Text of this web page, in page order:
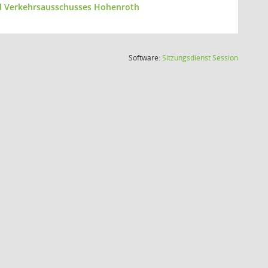
Hohenroth
Software:SitzungsdienstSession(Wird in